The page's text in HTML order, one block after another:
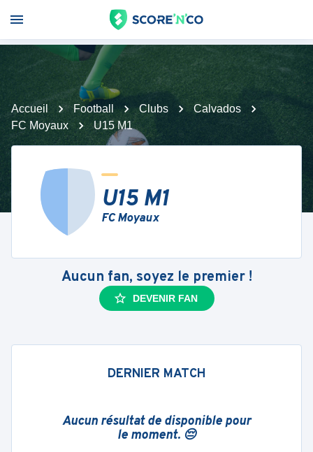
Accueil Football Clubs
Calvados
FC Moyaux
U15 M1
U15 M1
FC Moyaux
Aucun fan, soyez le premier !
DEVENIR FAN
DERNIER MATCH
Aucun résultat de disponible pour
le moment. 😔